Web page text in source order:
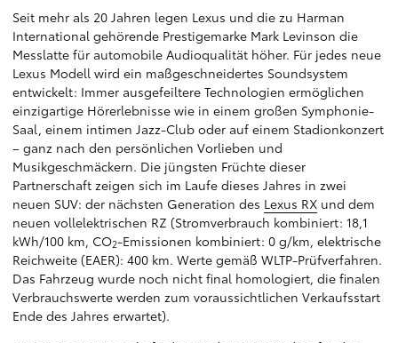
Seit mehr als 20 Jahren legen Lexus und die zu Harman
International gehörende Prestigemarke Mark Levinson die
Messlatte für automobile Audioqualität höher. Für jedes neue
Lexus Modell wird ein maßgeschneidertes Soundsystem
entwickelt: Immer ausgefeiltere Technologien ermöglichen
einzigartige Hörerlebnisse wie in einem großen Symphonie-
Saal, einem intimen Jazz-Club oder auf einem Stadionkonzert
– ganz nach den persönlichen Vorlieben und
Musikgeschmäckern. Die jüngsten Früchte dieser
Partnerschaft zeigen sich im Laufe dieses Jahres in zwei
neuen SUV: der nächsten Generation des Lexus RX und dem
neuen vollelektrischen RZ (Stromverbrauch kombiniert: 18,1
kWh/100 km, CO2-Emissionen kombiniert: 0 g/km, elektrische
Reichweite (EAER): 400 km. Werte gemäß WLTP-Prüfverfahren.
Das Fahrzeug wurde noch nicht final homologiert, die finalen
Verbrauchswerte werden zum voraussichtlichen Verkaufsstart
Ende des Jahres erwartet).